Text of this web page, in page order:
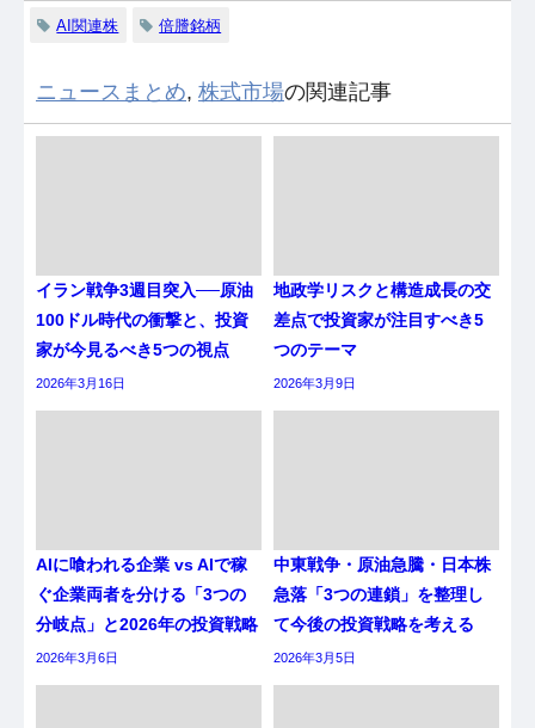
AI関連株 倍謄銘柄
ニュースまとめ, 株式市場の関連記事
イラン戦争3週目突入──原油
100ドル時代の衝撃と、投資
家が今見るべき5つの視点
2026年3月16日
地政学リスクと構造成長の交
差点で投資家が注目すべき5
つのテーマ
2026年3月9日
AIに喰われる企業 vs AIで稼
ぐ企業両者を分ける「3つの
分岐点」と2026年の投資戦略
2026年3月6日
中東戦争・原油急騰・日本株
急落「3つの連鎖」を整理し
て今後の投資戦略を考える
2026年3月5日